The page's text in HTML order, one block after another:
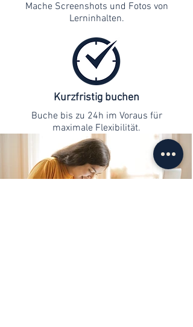
Mache Screenshots und Fotos von
Lerninhalten.
Kurzfristig buchen
Buche bis zu 24h im Voraus für
maximale Flexibilität.